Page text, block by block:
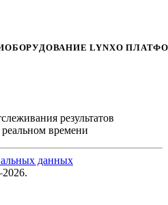
ОБОРУДОВАНИЕ LYNXО
результатов
времени
данных